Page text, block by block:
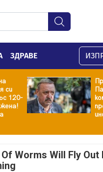
ЗДРАВЕ
си
120-
Worms Will Fly Out